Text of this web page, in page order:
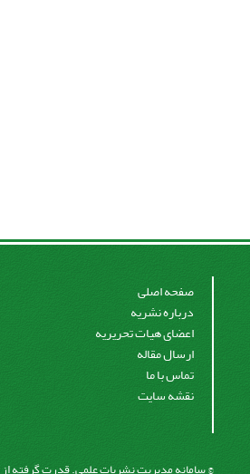
صفحه اصلی
درباره نشریه
اعضای هیات تحریریه
ارسال مقاله
تماس با ما
نقشه سایت
© سامانه مدیریت نشریات علمی.قدرت گرفته از